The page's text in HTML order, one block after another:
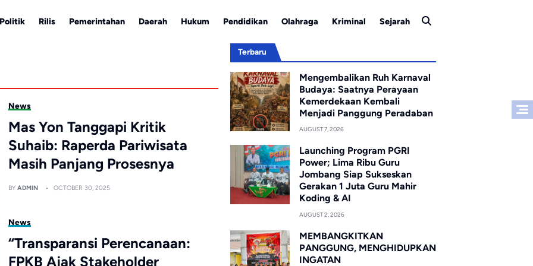
Politik Rilis Pemerintahan Daerah Hukum Pendidikan Olahraga Kriminal Sejarah
News
Mas Yon Tanggapi Kritik
Suhaib: Raperda Pariwisata
Masih Panjang Prosesnya
BYADMIN OCTOBER 30, 2025
News
“Transparansi Perencanaan:
FPKB Ajak Stakeholder
Terbaru
Mengembalikan Ruh Karnaval
Budaya: Saatnya Perayaan
Kemerdekaan Kembali
Menjadi Panggung Peradaban
AUGUST 7, 2026
Launching Program PGRI
Power; Lima Ribu Guru
Jombang Siap Sukseskan
Gerakan 1 Juta Guru Mahir
Koding & AI
AUGUST 2, 2026
MEMBANGKITKAN
PANGGUNG, MENGHIDUPKAN
INGATAN